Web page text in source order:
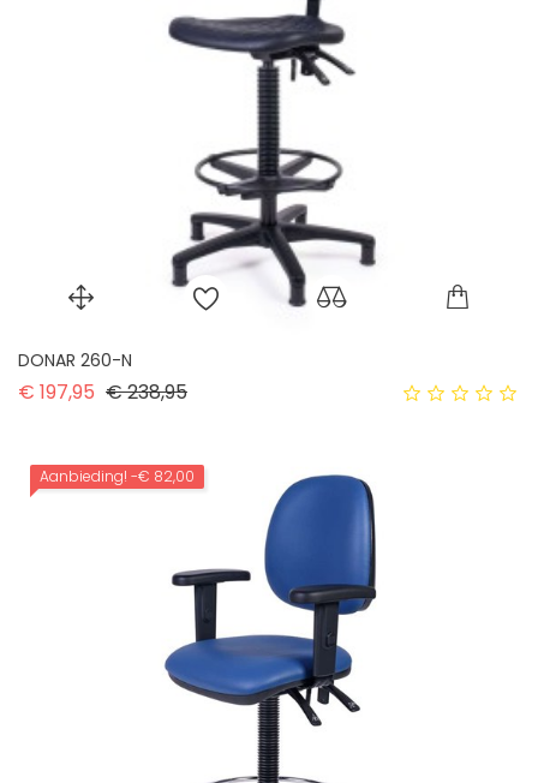
DONAR 260-N
€ 197,95 Normale prijs
€ 238,95Prijs
Aanbieding! -€ 82,00